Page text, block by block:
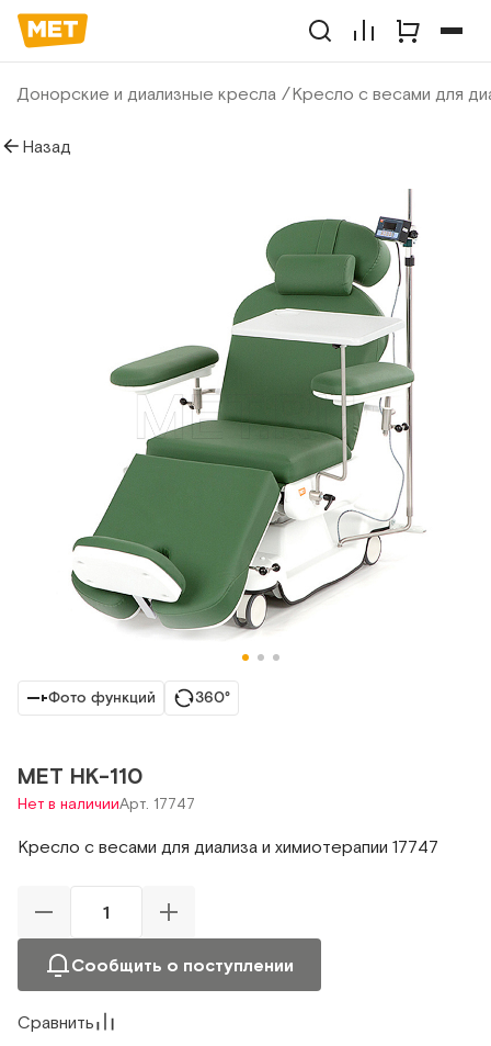
Донорские и диализные кресла Кресло с весами для
Назад
Фото функций 360°
MET HK-110
Нет в наличииАрт. 17747
Кресло с весами для диализа и химиотерапии 17747
Сообщить о поступлении
Сравнить